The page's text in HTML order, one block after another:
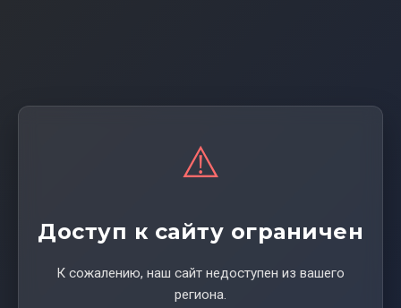
⚠️
Доступ к сайту ограничен
К сожалению, наш сайт недоступен из вашего
региона.